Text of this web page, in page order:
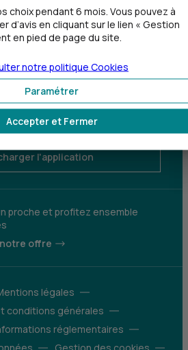
Trouver une agence
l'application
proche et profitez ensemble
offre
légales
conditions générales
réglementaires
choix pendant 6 mois. Vous pouvez à
d’avis en cliquant sur le lien « Gestion
en pied de page du site.
Accepter et Fermer
Paramétrer
notre politique Cookies